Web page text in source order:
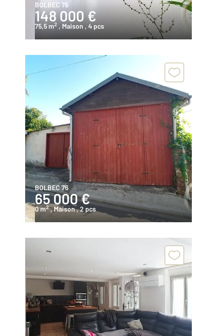
BOLBEC 76
148 000 €
75,5 m2 , Maison , 4 pcs
BOLBEC 76
65 000 €
0 m2 , Maison, 2 pcs